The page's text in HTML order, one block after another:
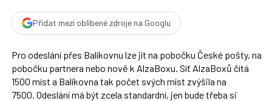
Přidat mezi oblíbené zdroje na Googlu
Pro odeslání přes Balíkovnu lze jít na pobočku České pošty, na
pobočku partnera nebo nově k AlzaBoxu. Síť AlzaBoxů čítá
1500 míst a Balíkovna tak počet svých míst zvýšila na
7500. Odeslání má být zcela standardní, jen bude třeba si